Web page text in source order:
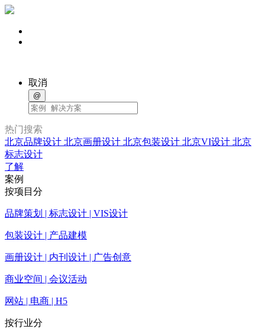
取消
@
热门搜索
北京品牌设计 北京画册设计 北京包装设计 北京VI设计 北京
标志设计
了解
案例
按项目分
品牌策划 | 标志设计 | VIS设计
包装设计 | 产品建模
画册设计 | 内刊设计 | 广告创意
商业空间 | 会议活动
网站 | 电商 | H5
按行业分